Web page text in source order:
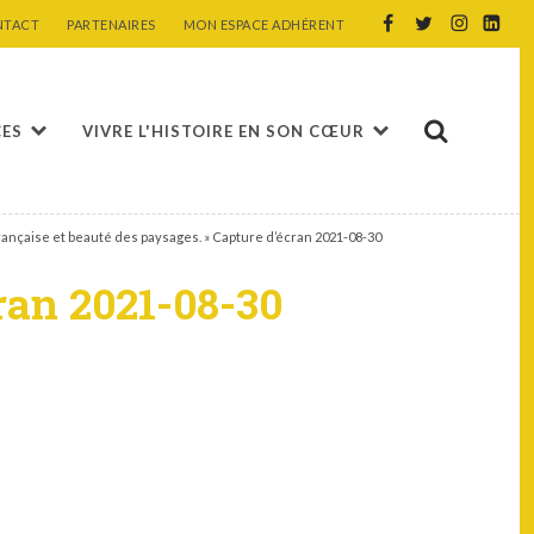
PARTENAIRES MON ESPACE ADHÉRENT
VIVRE L'HISTOIRE EN SON CŒUR
et beauté des paysages. » Capture d’écran 2021-08-30
2021-08-30